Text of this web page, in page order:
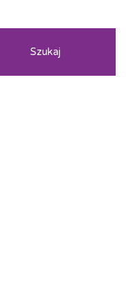
Szukaj